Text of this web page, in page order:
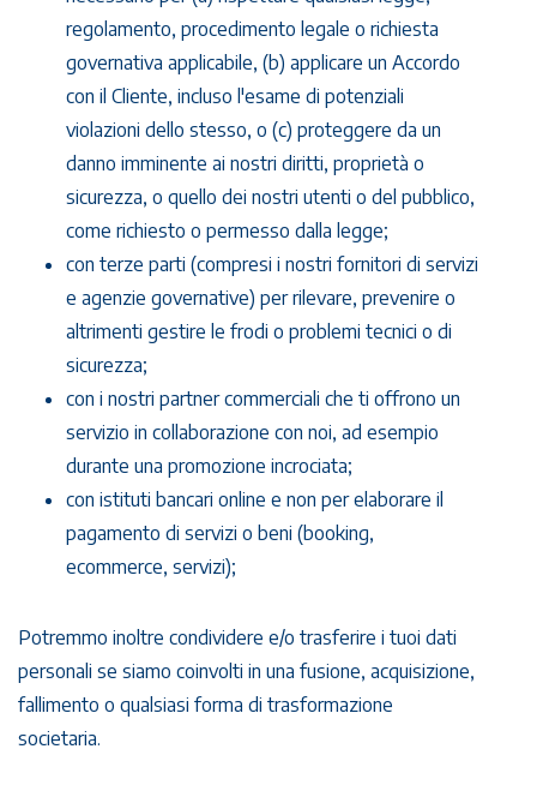
regolamento, procedimento legale o richiesta
governativa applicabile, (b) applicare un Accordo
con il Cliente, incluso l'esame di potenziali
violazioni dello stesso, o (c) proteggere da un
danno imminente ai nostri diritti, proprietà o
sicurezza, o quello dei nostri utenti o del pubblico,
come richiesto o permesso dalla legge;
con terze parti (compresi i nostri fornitori di servizi
e agenzie governative) per rilevare, prevenire o
altrimenti gestire le frodi o problemi tecnici o di
sicurezza;
con i nostri partner commerciali che ti offrono un
servizio in collaborazione con noi, ad esempio
durante una promozione incrociata;
con istituti bancari online e non per elaborare il
pagamento di servizi o beni (booking,
ecommerce, servizi);
Potremmo inoltre condividere e/o trasferire i tuoi dati
personali se siamo coinvolti in una fusione, acquisizione,
fallimento o qualsiasi forma di trasformazione
societaria.